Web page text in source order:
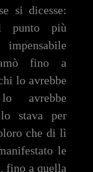
si dicesse:
punto più
fino a
lo avrebbe
avrebbe
stava per
che di lì
le
fino a quella